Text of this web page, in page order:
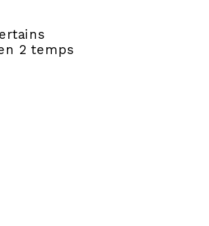
2 temps